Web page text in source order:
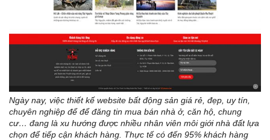
Ngày nay, việc thiết kế website bất động sản giá rẻ, đẹp, uy tín,
chuyên nghiệp để để đăng tin mua bán nhà ở, căn hộ, chung
cư… đang là xu hướng được nhiều nhân viên môi giới nhà đất lựa
chọn để tiếp cận khách hàng. Thực tế có đến 95% khách hàng